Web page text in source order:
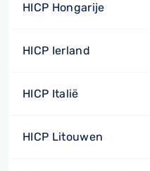
HICP Hongarije
HICP Ierland
HICP Italië
HICP Litouwen